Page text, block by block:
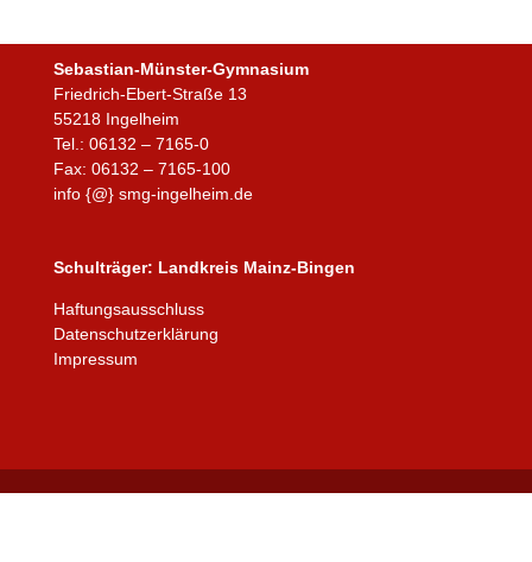
Sebastian-Münster-Gymnasium
Friedrich-Ebert-Straße 13
55218 Ingelheim
Tel.: 06132 – 7165-0
Fax: 06132 – 7165-100
info {@} smg-ingelheim.de
Schulträger: Landkreis Mainz-Bingen
Haftungsausschluss
Datenschutzerklärung
Impressum